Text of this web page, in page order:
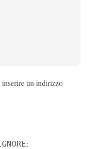
un indirizzo
: